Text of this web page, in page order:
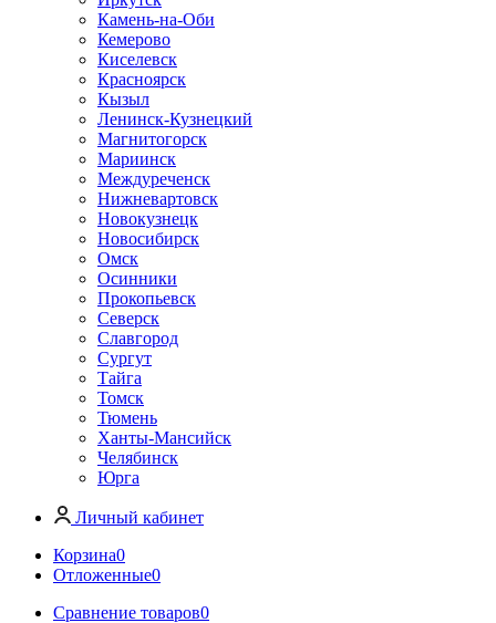
Камень-на-Оби
Кемерово
Киселевск
Красноярск
Кызыл
Ленинск-Кузнецкий
Магнитогорск
Мариинск
Междуреченск
Нижневартовск
Новокузнецк
Новосибирск
Омск
Осинники
Прокопьевск
Северск
Славгород
Сургут
Тайга
Томск
Тюмень
Ханты-Мансийск
Челябинск
Юрга
Личный кабинет
Корзина0
Отложенные0
Сравнение товаров0